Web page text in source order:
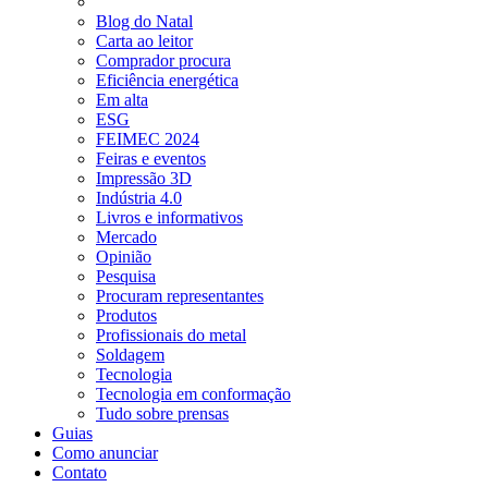
Blog do Natal
Carta ao leitor
Comprador procura
Eficiência energética
Em alta
ESG
FEIMEC 2024
Feiras e eventos
Impressão 3D
Indústria 4.0
Livros e informativos
Mercado
Opinião
Pesquisa
Procuram representantes
Produtos
Profissionais do metal
Soldagem
Tecnologia
Tecnologia em conformação
Tudo sobre prensas
Guias
Como anunciar
Contato